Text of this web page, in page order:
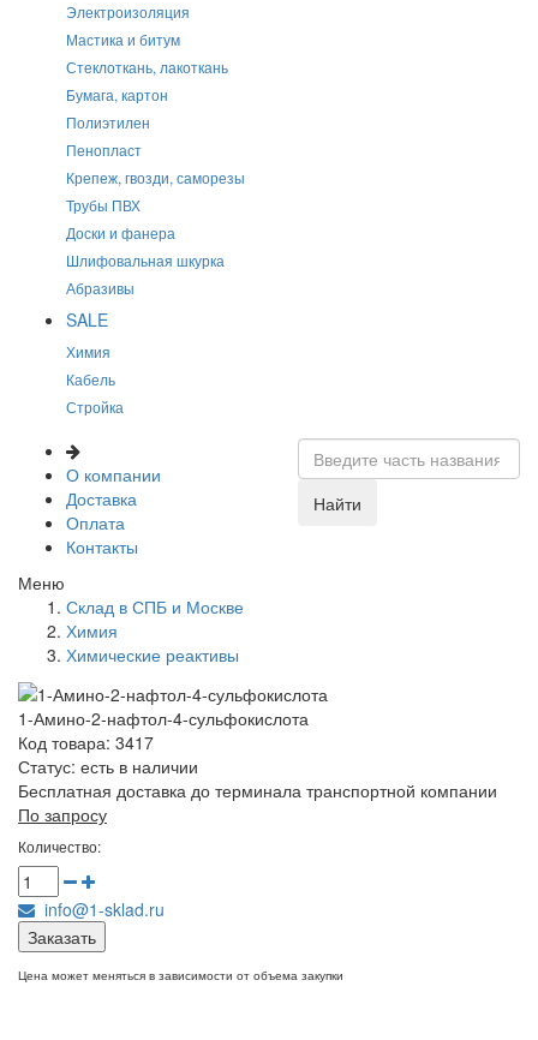
Электроизоляция
Мастика и битум
Стеклоткань, лакоткань
Бумага, картон
Полиэтилен
Пенопласт
Крепеж, гвозди, саморезы
Трубы ПВХ
Доски и фанера
Шлифовальная шкурка
Абразивы
SALE
Химия
Кабель
Стройка
О компании
Доставка
Оплата
Контакты
Найти
Меню
Склад в СПБ и Москве
Химия
Химические реактивы
1-Амино-2-нафтол-4-сульфокислота
Код товара: 3417
Статус: есть в наличии
Бесплатная доставка до терминала транспортной компании
По запросу
Количество:
info@1-sklad.ru
Заказать
Цена может меняться в зависимости от объема закупки